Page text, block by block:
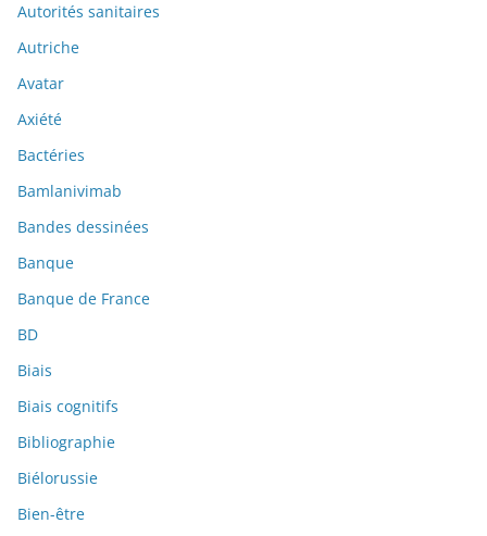
Autorités sanitaires
Autriche
Avatar
Axiété
Bactéries
Bamlanivimab
Bandes dessinées
Banque
Banque de France
BD
Biais
Biais cognitifs
Bibliographie
Biélorussie
Bien-être